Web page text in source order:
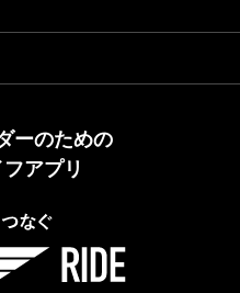
ーのための
アプリ